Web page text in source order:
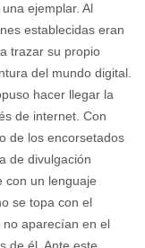
ejemplar. Al
establecidas eran
trazar su propio
del mundo digital.
hacer llegar la
de internet. Con
de los encorsetados
de divulgación
con un lenguaje
se topa con el
aparecían en el